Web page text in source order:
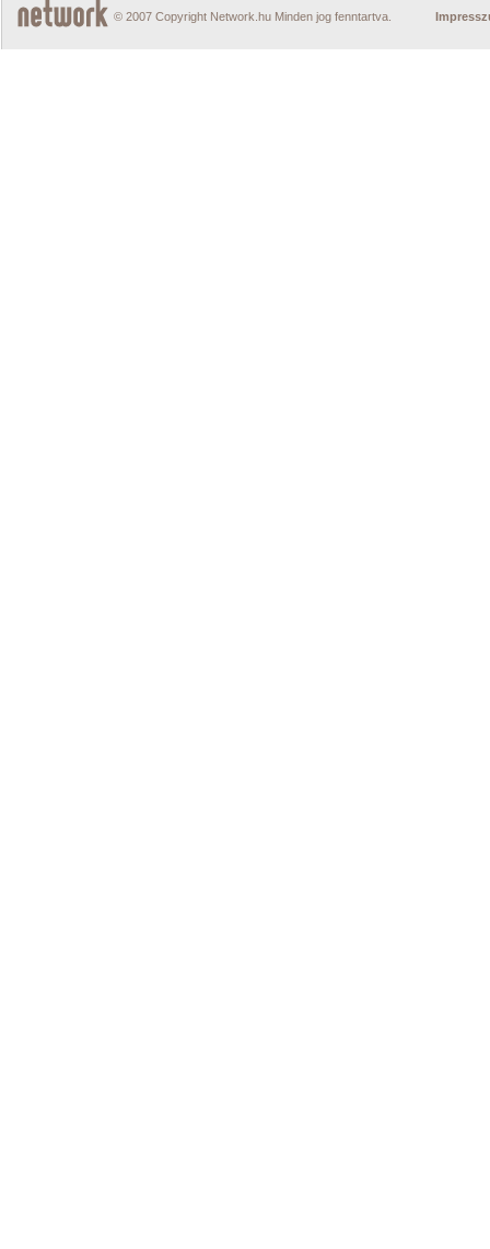
© 2007 Copyright Network.hu Minden jog fenntartva.